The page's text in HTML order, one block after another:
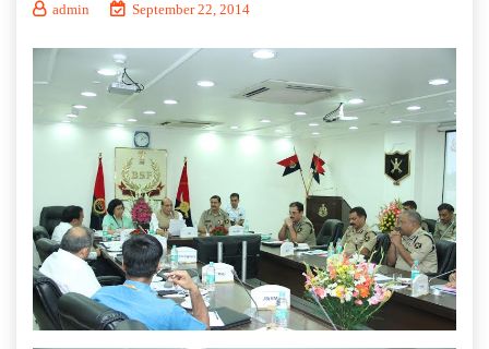
admin September 22, 2014